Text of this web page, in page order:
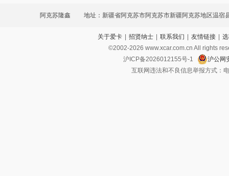
阿克苏隆鑫 地址：新疆省阿克苏市阿克苏市新疆阿克苏地区温宿
汽车城综合展厅A2-1、A1-2
关于爱卡 | 招贤纳士 | 联系我们 | 友情链接 |
©2002-2026 www.xcar.com.cn All rights
沪ICP备2026012155号-1
沪公网
互联网违法和不良信息举报方式：